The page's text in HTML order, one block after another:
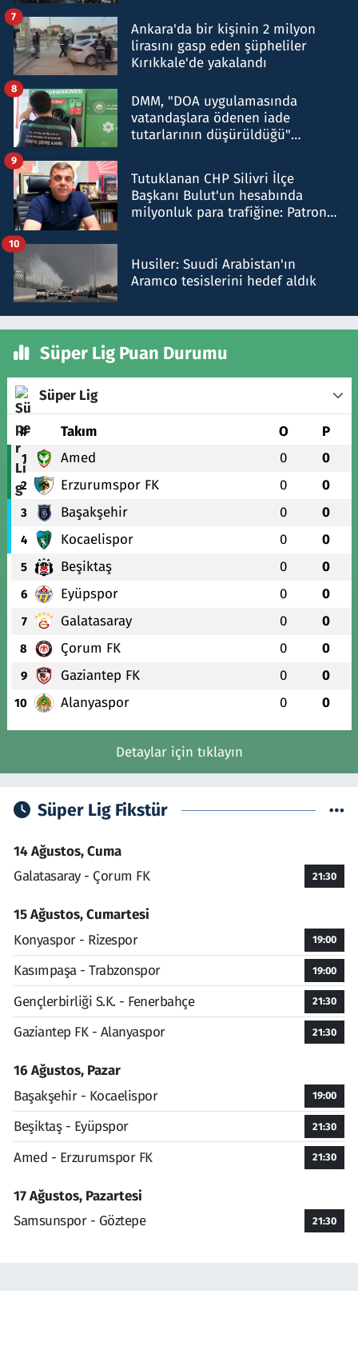
Ankara'da bir kişinin 2 milyon
lirasını gasp eden şüpheliler
Kırıkkale'de yakalandı
7
DMM, "DOA uygulamasında
vatandaşlara ödenen iade
tutarlarının düşürüldüğü"
8
Tutuklanan CHP Silivri İlçe
Başkanı Bulut'un hesabında
milyonluk para trafiğine: Patron
9
Husiler: Suudi Arabistan'ın
Aramco tesislerini hedef aldık
10
Süper Lig Puan Durumu
Süper Lig
# Takım O P
1 Amed 0 0
2 Erzurumspor FK 0 0
3 Başakşehir 0 0
4 Kocaelispor 0 0
5 Beşiktaş 0 0
6 Eyüpspor 0 0
7 Galatasaray 0 0
8 Çorum FK 0 0
9 Gaziantep FK 0 0
10 Alanyaspor 0 0
Detaylar için tıklayın
Süper Lig Fikstür
14 Ağustos, Cuma
Galatasaray - Çorum FK
21:30
15 Ağustos, Cumartesi
Konyaspor - Rizespor
19:00
Kasımpaşa - Trabzonspor 19:00
Gençlerbirliği S.K. - Fenerbahçe 21:30
Gaziantep FK - Alanyaspor 21:30
16 Ağustos, Pazar
Başakşehir - Kocaelispor
19:00
Beşiktaş - Eyüpspor 21:30
Amed - Erzurumspor FK 21:30
17 Ağustos, Pazartesi
Samsunspor - Göztepe
21:30